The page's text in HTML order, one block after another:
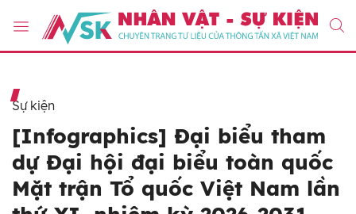
Sự kiện
[Infographics] Đại biểu tham
dự Đại hội đại biểu toàn quốc
Mặt trận Tổ quốc Việt Nam lần